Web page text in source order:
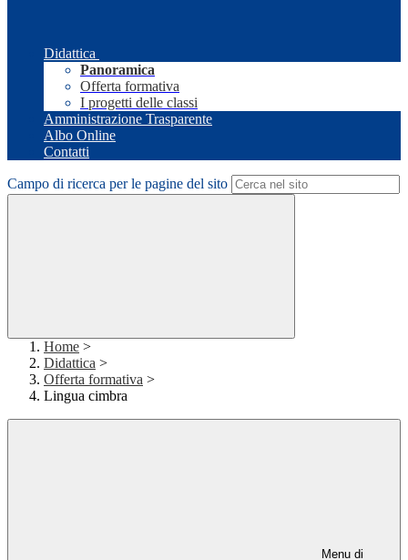
Didattica
Panoramica
Offerta formativa
I progetti delle classi
Amministrazione Trasparente
Albo Online
Contatti
Campo di ricerca per le pagine del sito
Home >
Didattica >
Offerta formativa >
Lingua cimbra
Menu di